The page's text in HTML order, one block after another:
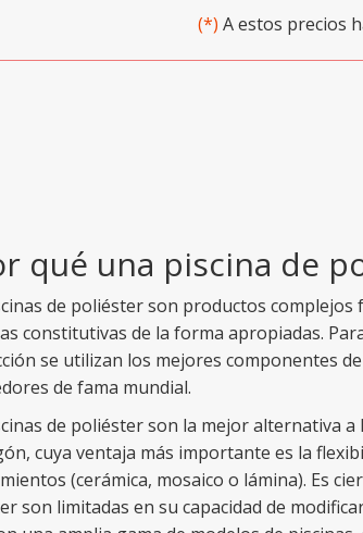
(*) A estos precios
qué una piscina de
de poliéster son productos complejos
constitutivas de la forma apropiadas.
se utilizan los mejores componentes
de fama mundial.
de poliéster son la mejor alternativa a
cuya ventaja más importante es la
(cerámica, mosaico o lámina). Es
son limitadas en su capacidad de